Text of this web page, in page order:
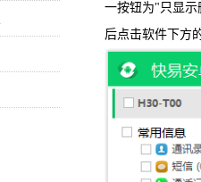
一按钮为"只显示
后点击软件下方